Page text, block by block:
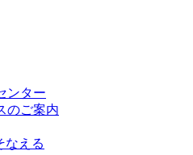
ンター
のご案内
なえる